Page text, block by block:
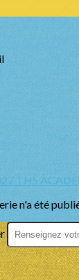
THS
n'a été